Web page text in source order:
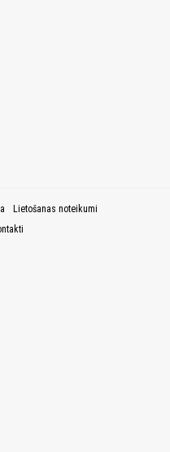
Lietošanas noteikumi